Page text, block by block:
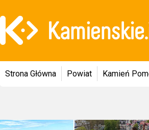
Strona Główna Powiat Kamień